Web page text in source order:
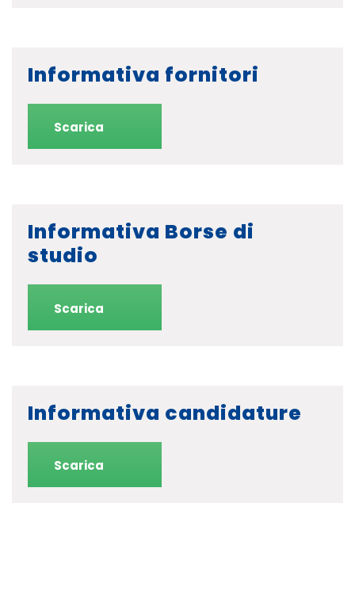
Informativa fornitori
Scarica
Informativa Borse di
studio
Scarica
Informativa candidature
Scarica